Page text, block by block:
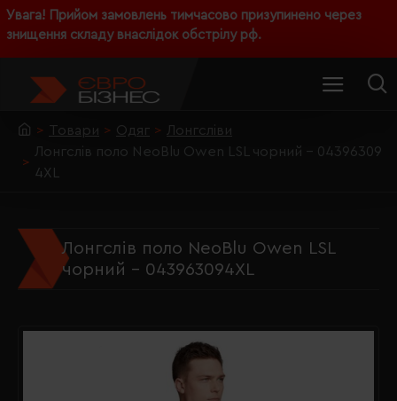
Увага! Прийом замовлень тимчасово призупинено через
знищення складу внаслідок обстрілу рф.
Товари Одяг
Лонгсліви
Лонгслів поло NeoBlu Owen LSL чорний - 04396309
4XL
Лонгслів поло NeoBlu Owen LSL
чорний - 043963094XL